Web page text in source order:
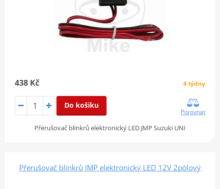
438 Kč 4 týdny
Do košíku
Porovnat
Přerušovač blinkrů elektronický LED JMP Suzuki UNI
Přerušovač blinkrů JMP elektronický LED 12V 2pólový